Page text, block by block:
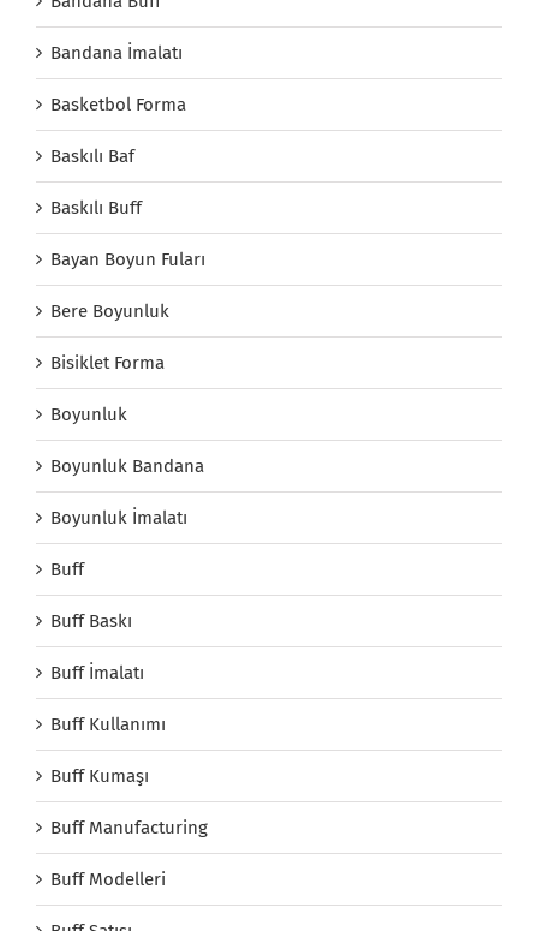
Bandana İmalatı
Basketbol Forma
Baskılı Baf
Baskılı Buff
Bayan Boyun Fuları
Bere Boyunluk
Bisiklet Forma
Boyunluk
Boyunluk Bandana
Boyunluk İmalatı
Buff
Buff Baskı
Buff İmalatı
Buff Kullanımı
Buff Kumaşı
Buff Manufacturing
Buff Modelleri